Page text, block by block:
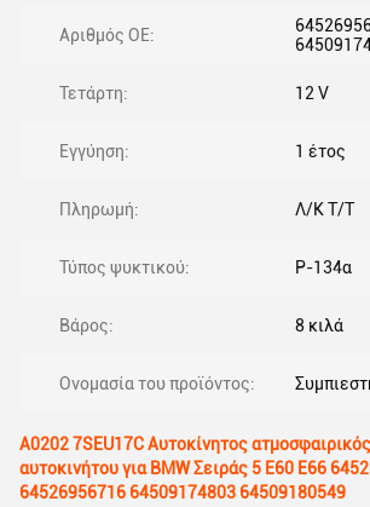
Αριθμός ΟΕ:
Τετάρτη: 12 V
Εγγύηση: 1 έτος
Πληρωμή: Λ/Κ Τ/Τ
Τύπος ψυκτικού: Ρ-134α
Βάρος: 8 κιλά
Ονομασία του προϊόντος:
Α0202 7SEU17C Αυτοκίνητος
αυτοκινήτου για BMW Σειράς 5 E60 E66
64526956716 64509174803 64509180549